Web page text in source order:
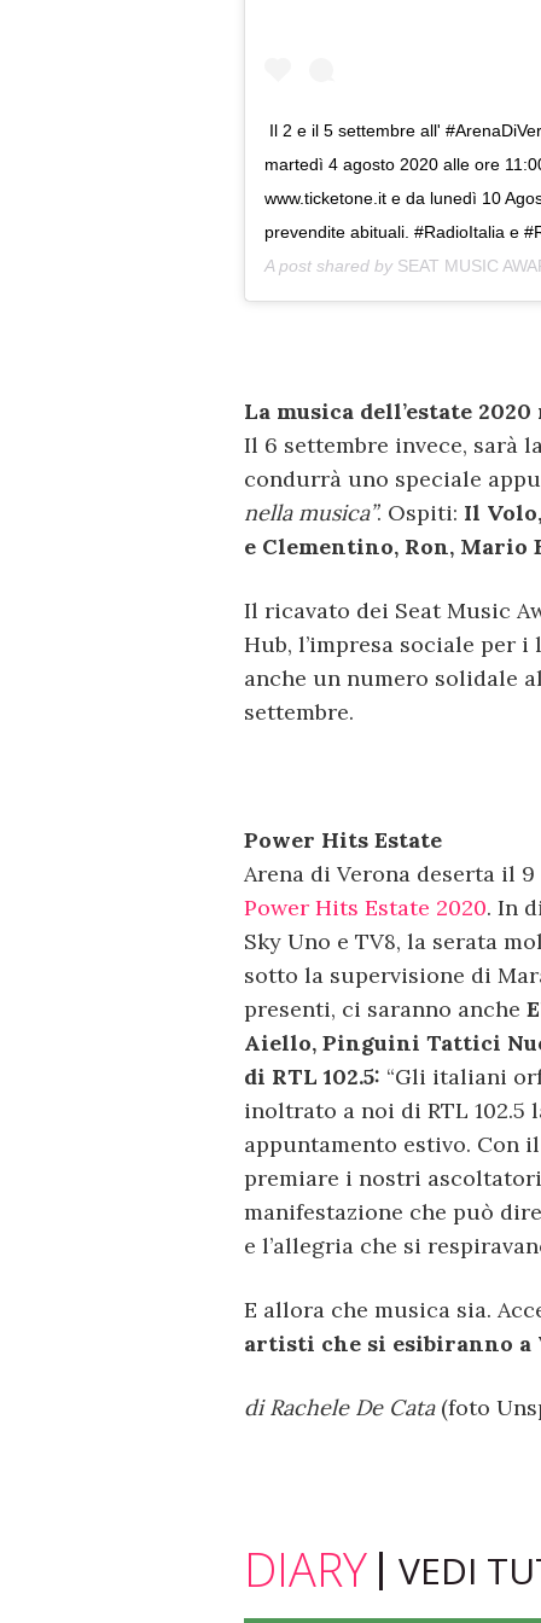
Il 2 e il 5 settembre all'
martedì 4 agosto 2020 alle ore
www.ticketone.it e da lunedì 10
prevendite abituali. #RadioItalia e
A post shared by SEAT MUSIC
La musica dell’estate
Il 6 settembre invece, sarà
condurrà uno speciale
nella musica”. Ospiti: Il
e Clementino, Ron, Mario
Il ricavato dei Seat Music
Hub, l’impresa sociale per
anche un numero solidale
settembre.
Power Hits Estate
Arena di Verona deserta il
Power Hits Estate 2020. In
Sky Uno e TV8, la serata
sotto la supervisione di
presenti, ci saranno anche
Aiello, Pinguini Tattici
di RTL 102.5: “Gli italiani
inoltrato a noi di RTL
appuntamento estivo. Con
premiare i nostri
manifestazione che può
e l’allegria che si
E allora che musica sia.
artisti che si esibiranno a
di Rachele De Cata(foto
DIARY VEDI